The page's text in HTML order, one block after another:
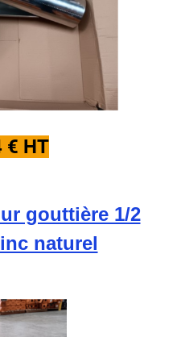
€ HT
gouttière 1/2
naturel